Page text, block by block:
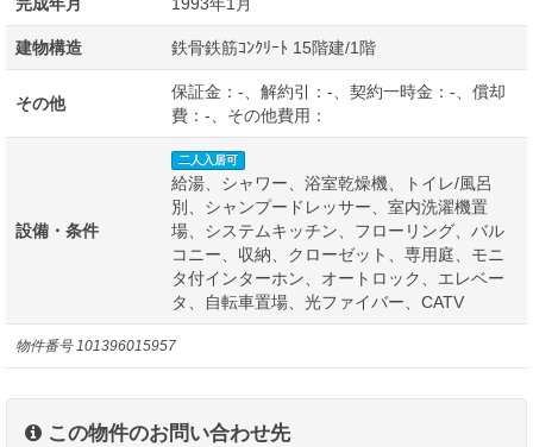
物件番号101396015957
建物構造 鉄骨鉄筋ｺﾝｸﾘｰﾄ 15階建/1階
その他
保証金：-、解約引：-、契約一時金：-、償却
費：-、その他費用：
設備・条件
二人入居可
給湯、シャワー、浴室乾燥機、トイレ/風呂
別、シャンプードレッサー、室内洗濯機置
場、システムキッチン、フローリング、バル
コニー、収納、クローゼット、専用庭、モニ
タ付インターホン、オートロック、エレベー
タ、自転車置場、光ファイバー、CATV
この物件のお問い合わせ先